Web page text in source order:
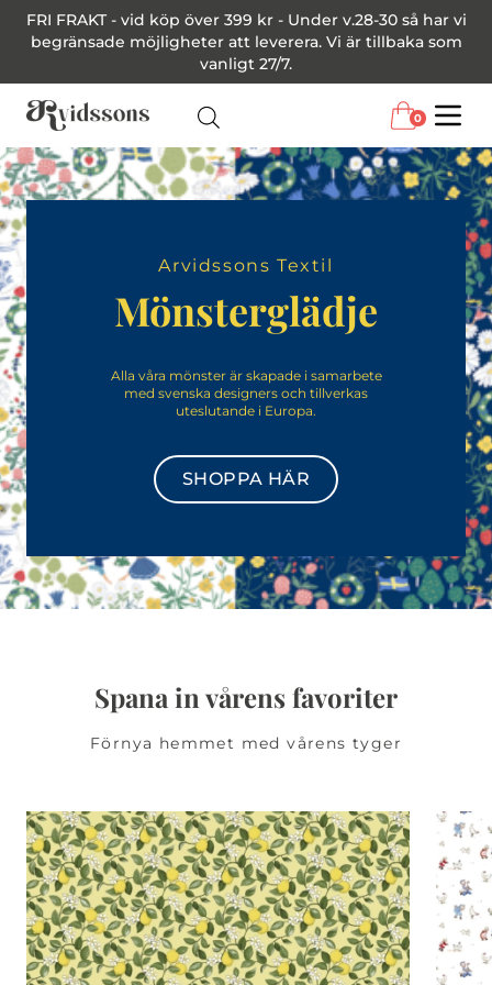
FRI FRAKT - vid köp över 399 kr - Under v.28-30 så har vi
begränsade möjligheter att leverera. Vi är tillbaka som
vanligt 27/7.
0
Arvidssons Textil
Mönsterglädje
Alla våra mönster är skapade i samarbete
med svenska designers och tillverkas
uteslutande i Europa.
SHOPPA HÄR
Spana in vårens favoriter
Förnya hemmet med vårens tyger